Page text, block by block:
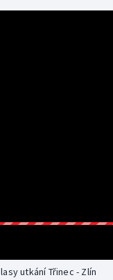
utkání Třinec - Zlín